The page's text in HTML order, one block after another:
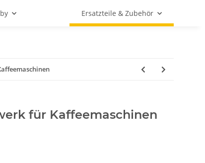
Ersatzteile & Zubehör
für Kaffeemaschinen